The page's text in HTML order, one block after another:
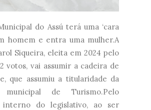
do Assú terá uma ‘cara
homem e entra uma mulher.A
Siqueira, eleita em 2024 pelo
votos, vai assumir a cadeira de
que assumiu a titularidade da
municipal de Turismo.Pelo
interno do legislativo, ao ser